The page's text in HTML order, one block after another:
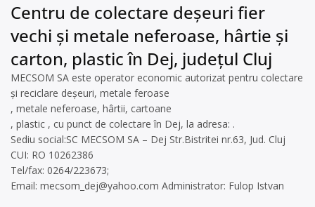
Centru de colectare deșeuri fier
vechi și metale neferoase, hârtie și
carton, plastic în Dej, județul Cluj
MECSOM SA este operator economic autorizat pentru colectare
și reciclare deșeuri, metale feroase
, metale neferoase, hârtii, cartoane
, plastic , cu punct de colectare în Dej, la adresa: .
Sediu social:SC MECSOM SA – Dej Str.Bistritei nr.63, Jud. Cluj
CUI: RO 10262386
Tel/fax: 0264/223673;
Email: mecsom_dej@yahoo.com Administrator: Fulop Istvan